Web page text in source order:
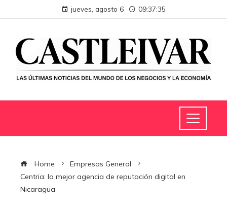
jueves, agosto 6 09:37:35
Home
Empresas General
Centria: la mejor agencia de reputación digital en
Nicaragua